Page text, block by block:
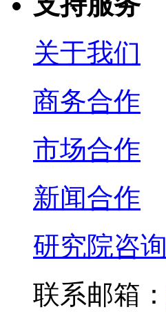
关于我们
商务合作
市场合作
新闻合作
研究院咨询
联系邮箱：